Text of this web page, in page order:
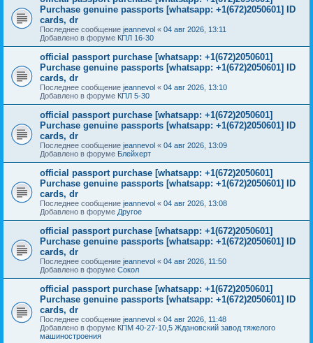
Purchase genuine passports [whatsapp: +1(672)2050601] ID
cards, dr
Последнее сообщение jeannevol « 04 авг 2026, 13:11
Добавлено в форуме КПЛ 16-30
official passport purchase [whatsapp: +1(672)2050601]
Purchase genuine passports [whatsapp: +1(672)2050601] ID
cards, dr
Последнее сообщение jeannevol « 04 авг 2026, 13:10
Добавлено в форуме КПЛ 5-30
official passport purchase [whatsapp: +1(672)2050601]
Purchase genuine passports [whatsapp: +1(672)2050601] ID
cards, dr
Последнее сообщение jeannevol « 04 авг 2026, 13:09
Добавлено в форуме Блейхерт
official passport purchase [whatsapp: +1(672)2050601]
Purchase genuine passports [whatsapp: +1(672)2050601] ID
cards, dr
Последнее сообщение jeannevol « 04 авг 2026, 13:08
Добавлено в форуме Другое
official passport purchase [whatsapp: +1(672)2050601]
Purchase genuine passports [whatsapp: +1(672)2050601] ID
cards, dr
Последнее сообщение jeannevol « 04 авг 2026, 11:50
Добавлено в форуме Сокол
official passport purchase [whatsapp: +1(672)2050601]
Purchase genuine passports [whatsapp: +1(672)2050601] ID
cards, dr
Последнее сообщение jeannevol « 04 авг 2026, 11:48
Добавлено в форуме КПМ 40-27-10,5 Ждановский завод тяжелого
машиностроения